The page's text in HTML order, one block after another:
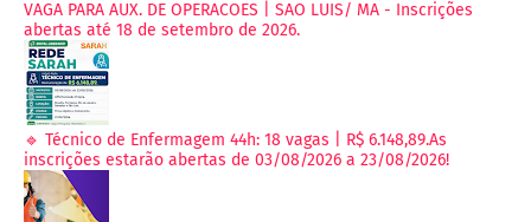
VAGA PARA AUX. DE OPERACOES | SAO LUIS/ MA - Inscrições
abertas até 18 de setembro de 2026.
🔹 Técnico de Enfermagem 44h: 18 vagas | R$ 6.148,89.As
inscrições estarão abertas de 03/08/2026 a 23/08/2026!